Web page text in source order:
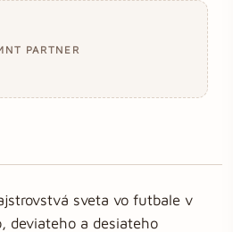
PARTNER
sveta vo futbale v
deviateho a desiateho